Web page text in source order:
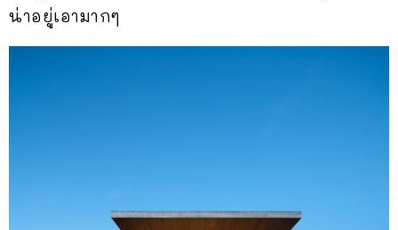
น่าอยู่เอามากๆ